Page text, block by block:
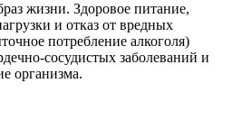
жизни. Здоровое питание,
и отказ от вредных
потребление алкоголя)
сосудистых заболеваний и
организма.